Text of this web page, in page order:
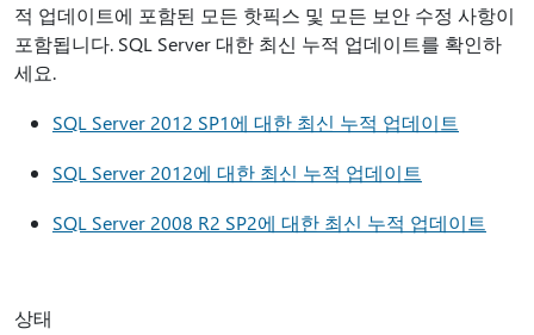
적 업데이트에 포함된 모든 핫픽스 및 모든 보안 수정 사항이
포함됩니다. SQL Server 대한 최신 누적 업데이트를 확인하
세요.
SQL Server 2012 SP1에 대한 최신 누적 업데이트
SQL Server 2012에 대한 최신 누적 업데이트
SQL Server 2008 R2 SP2에 대한 최신 누적 업데이트
상태